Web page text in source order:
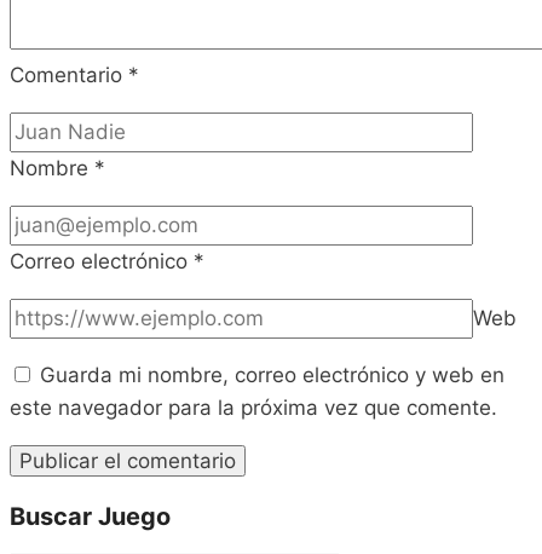
Comentario *
Nombre *
Correo electrónico *
Web
Guarda mi nombre, correo electrónico y web en
este navegador para la próxima vez que comente.
Buscar Juego